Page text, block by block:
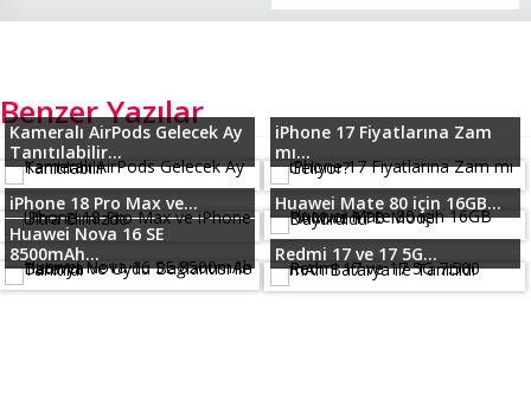
Benzer Yazılar
Kameralı AirPods Gelecek Ay
Tanıtılabilir...
iPhone 17 Fiyatlarına Zam
mı...
iPhone 18 Pro Max ve...
Huawei Mate 80 için 16GB...
Huawei Nova 16 SE
8500mAh...
Redmi 17 ve 17 5G...